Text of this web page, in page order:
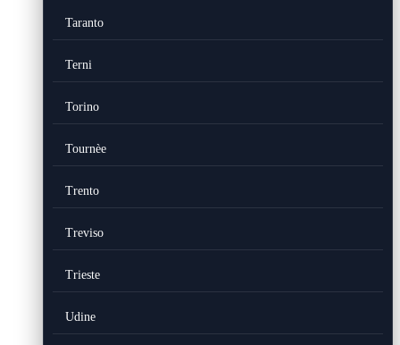
Taranto
Terni
Torino
Tournèe
Trento
Treviso
Trieste
Udine